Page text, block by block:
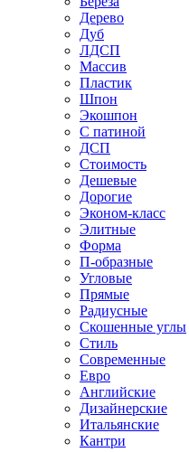
Дерево
Дуб
ЛДСП
Массив
Пластик
Шпон
Экошпон
С патиной
ДСП
Стоимость
Дешевые
Дорогие
Эконом-класс
Элитные
Форма
П-образные
Угловые
Прямые
Радиусные
Скошенные углы
Стиль
Современные
Евро
Английские
Дизайнерские
Итальянские
Кантри